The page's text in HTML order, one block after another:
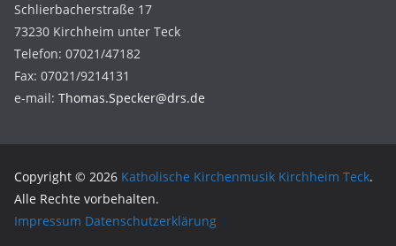
Schlierbacherstraße 17
73230 Kirchheim unter Teck
Telefon: 07021/47182
Fax: 07021/9214131
e-mail: Thomas.Specker@drs.de
Copyright © 2026 Katholische Kirchenmusik Kirchheim Teck.
Alle Rechte vorbehalten.
Impressum Datenschutzerklärung